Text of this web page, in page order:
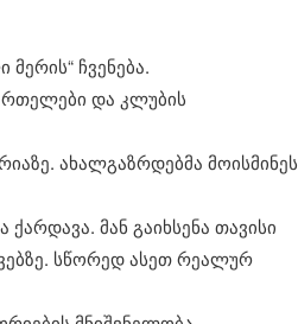
ჩვენება.
და კლუბის
ახალგაზრდებმა მოისმინეს
მან გაიხსენა თავისი
სწორედ ასეთ რეალურ